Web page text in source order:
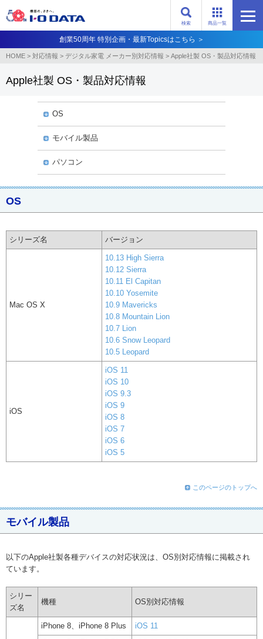
商品一覧
検索
創業50周年 特別企画・最新Topicsはこちら ＞
HOME > 対応情報 > デジタル家電 メーカー別対応情報 > Apple社製 OS・製品対応情報
Apple社製 OS・製品対応情報
OS
モバイル製品
パソコン
OS
シリーズ名 バージョン
Mac OS X
10.13 High Sierra
10.12 Sierra
10.11 El Capitan
10.10 Yosemite
10.9 Mavericks
10.8 Mountain Lion
10.7 Lion
10.6 Snow Leopard
10.5 Leopard
iOS
iOS 11
iOS 10
iOS 9.3
iOS 9
iOS 8
iOS 7
iOS 6
iOS 5
このページのトップへ
モバイル製品
以下のApple社製各種デバイスの対応状況は、OS別対応情報に掲載され
ています。
シリー
ズ名
機種 OS別対応情報
iPhone 8、iPhone 8 Plus iOS 11